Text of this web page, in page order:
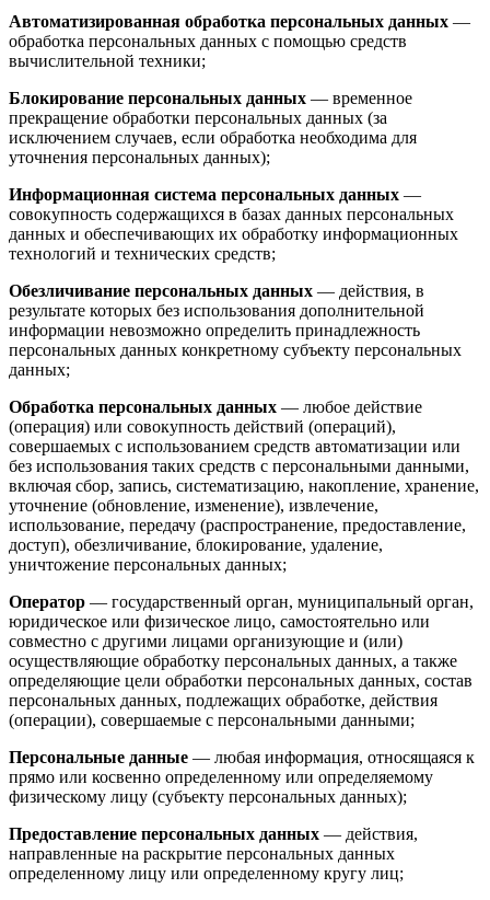
Автоматизированная обработка персональных данных —
обработка персональных данных с помощью средств
вычислительной техники;
Блокирование персональных данных — временное
прекращение обработки персональных данных (за
исключением случаев, если обработка необходима для
уточнения персональных данных);
Информационная система персональных данных —
совокупность содержащихся в базах данных персональных
данных и обеспечивающих их обработку информационных
технологий и технических средств;
Обезличивание персональных данных — действия, в
результате которых без использования дополнительной
информации невозможно определить принадлежность
персональных данных конкретному субъекту персональных
данных;
Обработка персональных данных — любое действие
(операция) или совокупность действий (операций),
совершаемых с использованием средств автоматизации или
без использования таких средств с персональными данными,
включая сбор, запись, систематизацию, накопление, хранение,
уточнение (обновление, изменение), извлечение,
использование, передачу (распространение, предоставление,
доступ), обезличивание, блокирование, удаление,
уничтожение персональных данных;
Оператор — государственный орган, муниципальный орган,
юридическое или физическое лицо, самостоятельно или
совместно с другими лицами организующие и (или)
осуществляющие обработку персональных данных, а также
определяющие цели обработки персональных данных, состав
персональных данных, подлежащих обработке, действия
(операции), совершаемые с персональными данными;
Персональные данные — любая информация, относящаяся к
прямо или косвенно определенному или определяемому
физическому лицу (субъекту персональных данных);
Предоставление персональных данных — действия,
направленные на раскрытие персональных данных
определенному лицу или определенному кругу лиц;